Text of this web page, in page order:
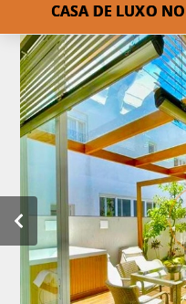
CASA DE LUXO